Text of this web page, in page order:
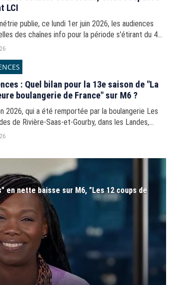
LCI
publie, ce lundi 1er juin 2026, les audiences
des chaînes info pour la période s'étirant du 4
2026.
: Quel bilan pour la 13e saison de "La
boulangerie de France" sur M6 ?
2026, qui a été remportée par la boulangerie Les
de Rivière-Saas-et-Gourby, dans les Landes,
vendredi 29 mai.
en nette baisse sur M6, "Les 12 coups de